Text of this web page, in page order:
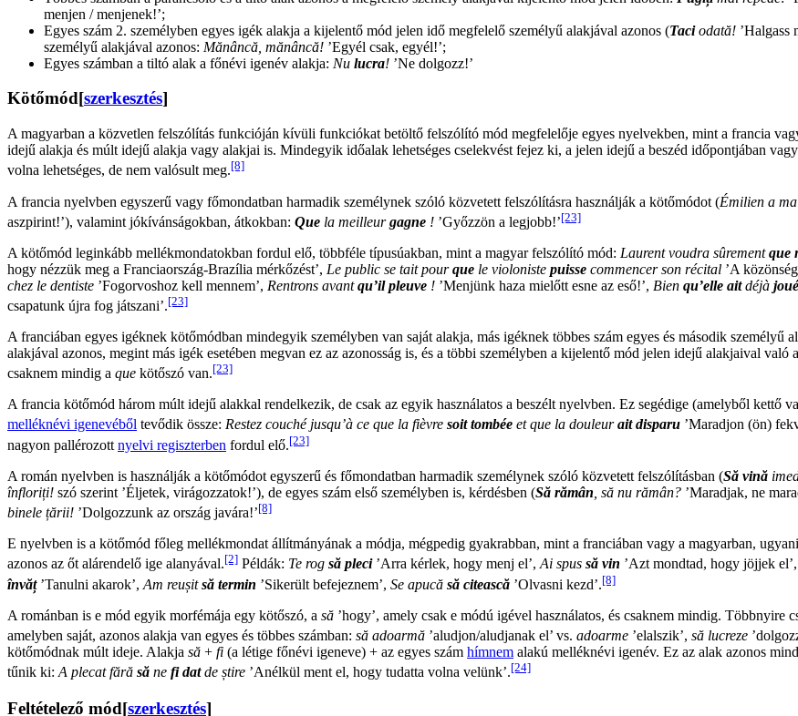
menjen / menjenek!’;
Egyes szám 2. személyben egyes igék alakja a kijelentő mód jelen idő megfelelő személyű alakjával azonos (Taciodată! ’Halgass
személyű alakjával azonos: Mănâncă, mănâncă! ’Egyél csak, egyél!’;
Egyes számban a tiltó alak a főnévi igenév alakja: Nu lucra! ’Ne dolgozz!’
Kötőmód[szerkesztés]
A magyarban a közvetlen felszólítás funkcióján kívüli funkciókat betöltő felszólító mód megfelelője egyes nyelvekben, mint a francia
idejű alakja és múlt idejű alakja vagy alakjai is. Mindegyik időalak lehetséges cselekvést fejez ki, a jelen idejű a beszéd időpontjában
volna lehetséges, de nem valósult meg.[8]
A francia nyelvben egyszerű vagy főmondatban harmadik személynek szóló közvetett felszólításra használják a kötőmódot (Émilien a
aszpirint!’), valamint jókívánságokban, átkokban: Que la meilleurgagne ! ’Győzzön a legjobb!’[23]
A kötőmód leginkább mellékmondatokban fordul elő, többféle típusúakban, mint a magyar felszólító mód: Laurent voudra sûrementque
hogy nézzük meg a Franciaország-Brazília mérkőzést’, Le public se tait pourque le violoniste puisse commencer son récital ’A
chez le dentiste ’Fogorvoshoz kell mennem’, Rentrons avantqu’il pleuve ! ’Menjünk haza mielőtt esne az eső!’, Bien qu’elle aitdéjà joué
csapatunk újra fog játszani’.[23]
A franciában egyes igéknek kötőmódban mindegyik személyben van saját alakja, más igéknek többes szám egyes és második
alakjával azonos, megint más igék esetében megvan ez az azonosság is, és a többi személyben a kijelentő mód jelen idejű alakjaival
csaknem mindig a que kötőszó van.[23]
A francia kötőmód három múlt idejű alakkal rendelkezik, de csak az egyik használatos a beszélt nyelvben. Ez segédige (amelyből kettő
melléknévi igenevéből tevődik össze: Restez couché jusqu’à ce que la fièvre soit tombée et que la douleurait disparu ’Maradjon (ön)
nagyon pallérozott nyelvi regiszterben fordul elő.[23]
A román nyelvben is használják a kötőmódot egyszerű és főmondatban harmadik személynek szóló közvetett felszólításban (Să vină
înfloriți! szó szerint ’Éljetek, virágozzatok!’), de egyes szám első személyben is, kérdésben (Să rămân , să nu rămân? ’Maradjak, ne
binele țării! ’Dolgozzunk az ország javára!’[8]
E nyelvben is a kötőmód főleg mellékmondat állítmányának a módja, mégpedig gyakrabban, mint a franciában vagy a magyarban,
azonos az őt alárendelő ige alanyával.[2] Példák: Te rog să pleci’Arra kérlek, hogy menj el’,Ai spus să vin ’Azt mondtad, hogy jöjjek el’,
învăț’Tanulni akarok’, Am reușitsă termin ’Sikerült befejeznem’, Se apucă să citească ’Olvasni kezd’.[8]
A románban is e mód egyik morfémája egy kötőszó, a să ’hogy’, amely csak e módú igével használatos, és csaknem mindig.
amelyben saját, azonos alakja van egyes és többes számban: să adoarmă ’aludjon/aludjanak el’ vs. adoarme ’elalszik’, să lucreze
kötőmódnak múlt ideje. Alakja să + fi (a létige főnévi igeneve) + az egyes szám hímnem alakú melléknévi igenév. Ez az alak azonos
tűnik ki:A plecat fără să ne fi datde știre ’Anélkül ment el, hogy tudatta volna velünk’.[24]
Feltételező mód[szerkesztés]